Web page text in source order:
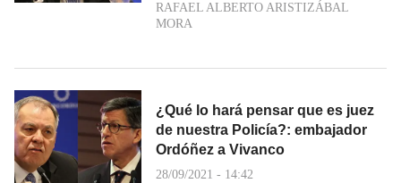
RAFAEL ALBERTO ARISTIZÁBAL
MORA
¿Qué lo hará pensar que es juez
de nuestra Policía?: embajador
Ordóñez a Vivanco
28/09/2021 - 14:42